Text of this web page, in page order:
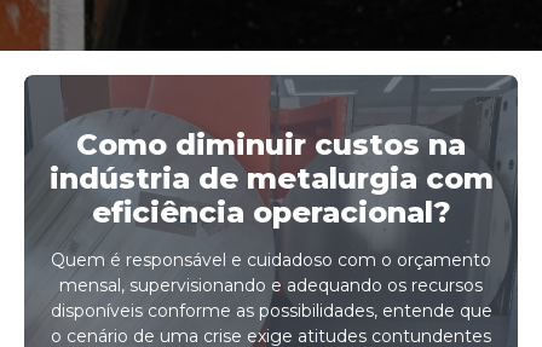
Como diminuir custos na
indústria de metalurgia com
eficiência operacional?
Quem é responsável e cuidadoso com o orçamento
mensal, supervisionando e adequando os recursos
disponíveis conforme as possibilidades, entende que
o cenário de uma crise exige atitudes contundentes